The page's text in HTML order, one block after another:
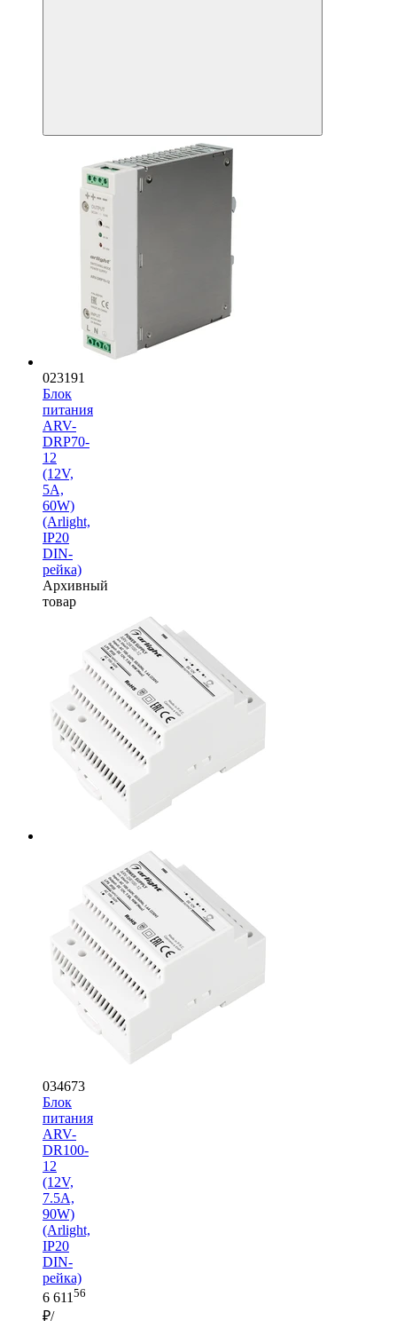
023191
Блок
питания
ARV-
DRP70-
12
(12V,
5A,
60W)
(Arlight,
IP20
DIN-
рейка)
Архивный
товар
034673
Блок
питания
ARV-
DR100-
12
(12V,
7.5A,
90W)
(Arlight,
IP20
DIN-
рейка)
6 611 56
₽/